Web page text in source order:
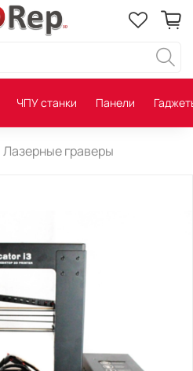
ЧПУ станки Панели
Лазерные граверы